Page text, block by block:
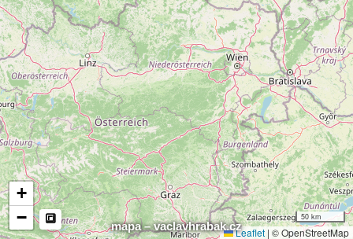
+
−
50 km
Leaflet | © OpenStreetMap
mapa – vaclavhrabak.cz
🔳